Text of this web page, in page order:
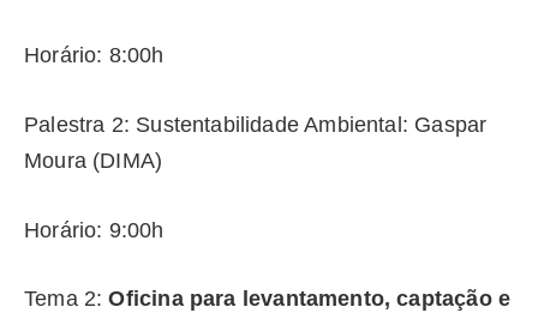
Horário: 8:00h
Palestra 2: Sustentabilidade Ambiental: Gaspar
Moura (DIMA)
Horário: 9:00h
Tema 2: Oficina para levantamento, captação e